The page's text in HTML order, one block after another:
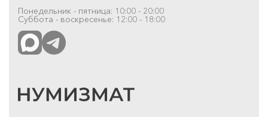
Понедельник - пятница: 10:00 - 20:00
Суббота - воскресенье: 12:00 - 18:00